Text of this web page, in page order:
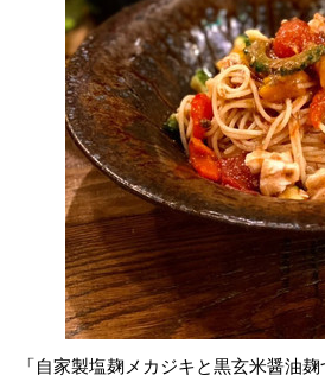
「自家製塩麹メカジキと黒玄米醤油